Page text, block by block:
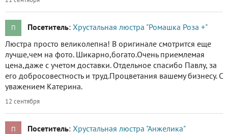
П Посетитель: Хрустальная люстра "Ромашка Роза +"
Люстра просто великолепна! В оригинале смотрится еще
лучше,чем на фото. Шикарно,богато.Очень приемлемая
цена,даже с учетом доставки. Отдельное спасибо Павлу, за
его добросовестность и труд.Процветания вашему бизнесу. С
уважением Катерина.
12 сентября
П Посетитель: Хрустальная люстра "Анжелика"